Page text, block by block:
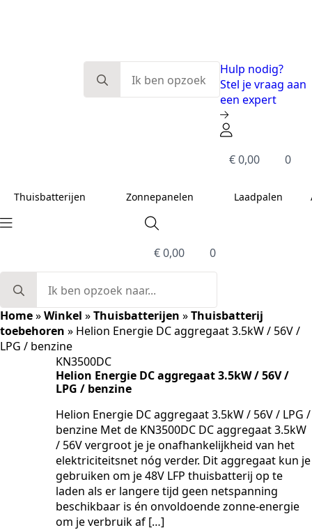
for:
Hulp nodig?
Stel je vraag aan
een expert
€0,00 0
Thuisbatterijen Zonnepanelen Laadpalen
€0,00
0
for:
Home»Winkel »Thuisbatterijen »Thuisbatterij
toebehoren » Helion Energie DC aggregaat 3.5kW / 56V /
LPG / benzine
KN3500DC
Helion Energie DC aggregaat 3.5kW / 56V /
LPG / benzine
Helion Energie DC aggregaat 3.5kW / 56V / LPG /
benzine Met de KN3500DC DC aggregaat 3.5kW
/ 56V vergroot je je onafhankelijkheid van het
elektriciteitsnet nóg verder. Dit aggregaat kun je
gebruiken om je 48V LFP thuisbatterij op te
laden als er langere tijd geen netspanning
beschikbaar is én onvoldoende zonne-energie
om je verbruik af […]